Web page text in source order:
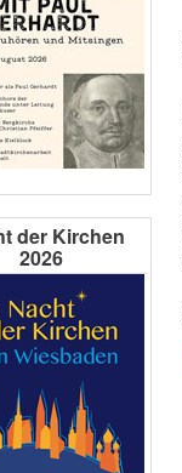
der Kirchen
2026